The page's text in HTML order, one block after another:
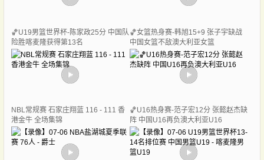
🏀U19男篮世界杯-陈家政25分 中国队
险胜喀麦隆获得第13名
🏀女篮热身赛-韩旭15+9 张子宇缺战
中国女篮不敌澳大利亚女篮
NBL常规赛 石家庄翔蓝 116 - 111 香
港金牛 全场集锦
🏀U16热身赛-范子宏12分 张懿赵杰缺
阵 中国U16再负澳大利亚U16